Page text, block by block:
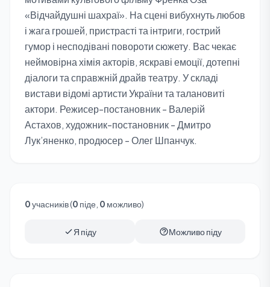
«Відчайдушні шахраї». На сцені вибухнуть любов
і жага грошей, пристрасті та інтриги, гострий
гумор і несподівані повороти сюжету. Вас чекає
неймовірна хімія акторів, яскраві емоції, дотепні
діалоги та справжній драйв театру. У складі
вистави відомі артисти України та талановиті
актори. Режисер-постановник - Валерій
Астахов, художник-постановник - Дмитро
Лук’яненко, продюсер - Олег Шпанчук.
0учасників (0 піде, 0 можливо)
Я піду Можливо піду